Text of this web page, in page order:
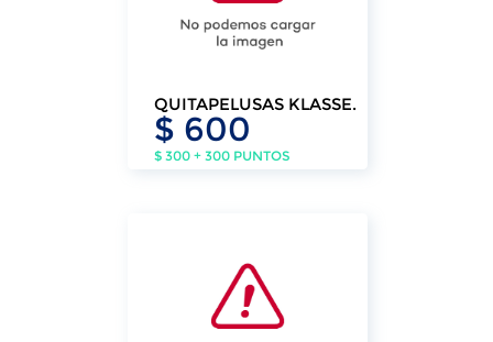
QUITAPELUSAS KLASSE.
$ 600
$ 300 + 300 PUNTOS